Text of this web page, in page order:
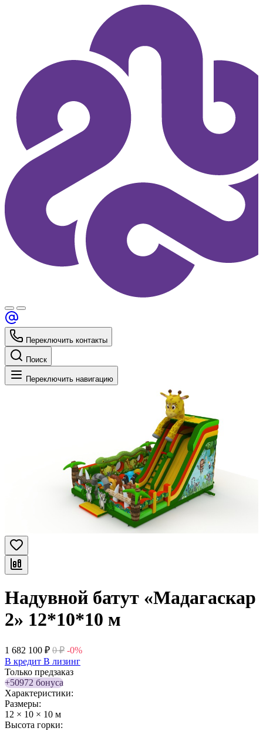
Переключить контакты
Поиск
Переключить навигацию
Надувной батут «Мадагаскар
2» 12*10*10 м
1 682 100 ₽ 0 ₽ -0%
В кредит В лизинг
Только предзаказ
+50972 бонуса
Характеристики:
Размеры:
12 × 10 × 10 м
Высота горки: